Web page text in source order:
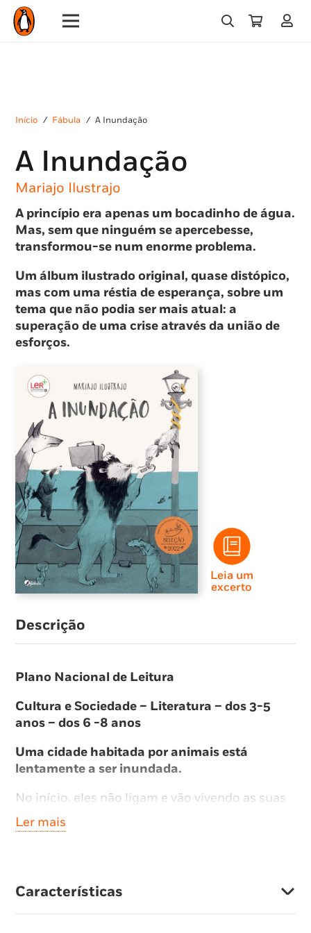
Início / Fábula / A Inundação
A Inundação
Mariajo Ilustrajo
A princípio era apenas um bocadinho de água.
Mas, sem que ninguém se apercebesse,
transformou-se num enorme problema.
Um álbum ilustrado original, quase distópico,
mas com uma réstia de esperança, sobre um
tema que não podia ser mais atual: a
superação de uma crise através da união de
esforços.
Leia um
excerto
Descrição
Plano Nacional de Leitura
Cultura e Sociedade – Literatura – dos 3-5
anos – dos 6 -8 anos
Uma cidade habitada por animais está
lentamente a ser inundada.
No início, eles não ligam e vão vivendo as suas
vidas atarefados e indiferentes, apenas um
pequeno animal se apercebe e chama a
desmesurada, que eles não podem mais
Ler mais
Características